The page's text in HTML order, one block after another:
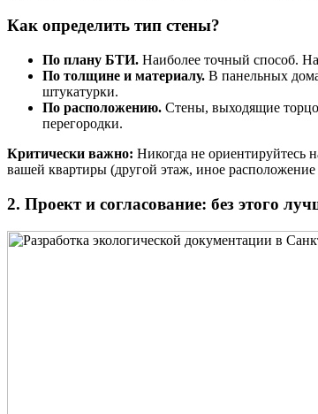
Как определить тип стены?
По плану БТИ. Наиболее точный способ.
По толщине и материалу. В панельных
штукатурки.
По расположению. Стены, выходящие
перегородки.
Критически важно: Никогда не ориентируйтесь
вашей квартиры (другой этаж, иное
2. Проект и согласование: без этого